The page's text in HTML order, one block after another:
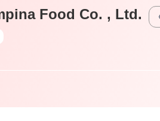
Food Co. , Ltd.